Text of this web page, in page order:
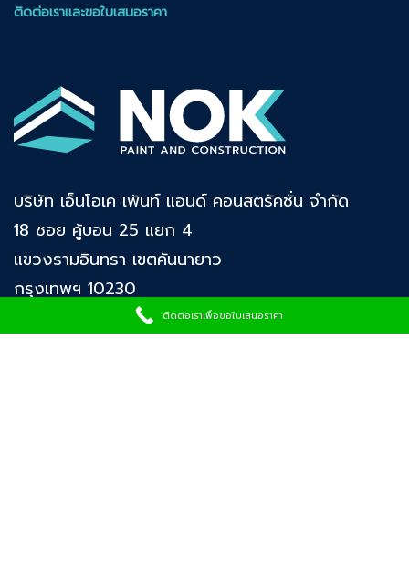
ติดต่อเราและขอใบเสนอราคา
บริษัท เอ็นโอเค เพ้นท์ แอนด์ คอนสตรัคชั่น จำกัด
18 ซอย คู้บอน 25 แยก 4
แขวงรามอินทรา เขตคันนายาว
กรุงเทพฯ 10230
โทร : 02 519 0440
ติดต่อเราเพื่อขอใบเสนอราคา